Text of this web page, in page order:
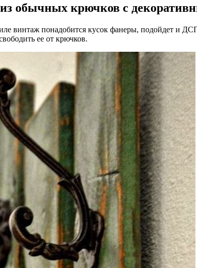
обычных крючков с
винтаж понадобится кусок фанеры, подойдет и
ее от крючков.